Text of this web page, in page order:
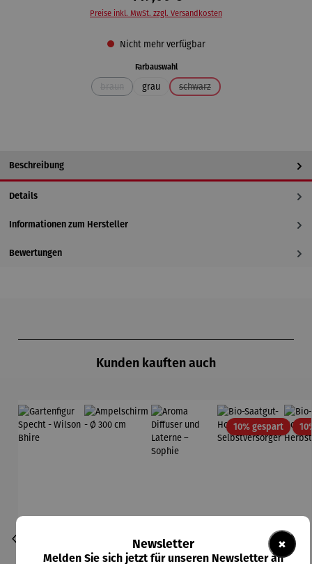
Preise inkl. MwSt. zzgl. Versandkosten
Nicht mehr verfügbar
Farbauswahlauswählen
(Diese Option ist zurzeit nicht verfügbar.)
grau schwarz
(Diese Option ist zurzeit nicht
Beschreibung
Details
Informationen zum Hersteller
Bewertungen
Kunden kauften auch
10% gespartRabatt
×
Newsletter
Melden Sie sich jetzt für unseren Newsletter an